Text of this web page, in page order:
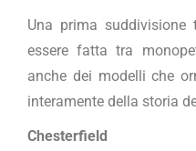
Una prima
essere fatta tra
anche dei modelli che
interamente della storia
Chesterfield